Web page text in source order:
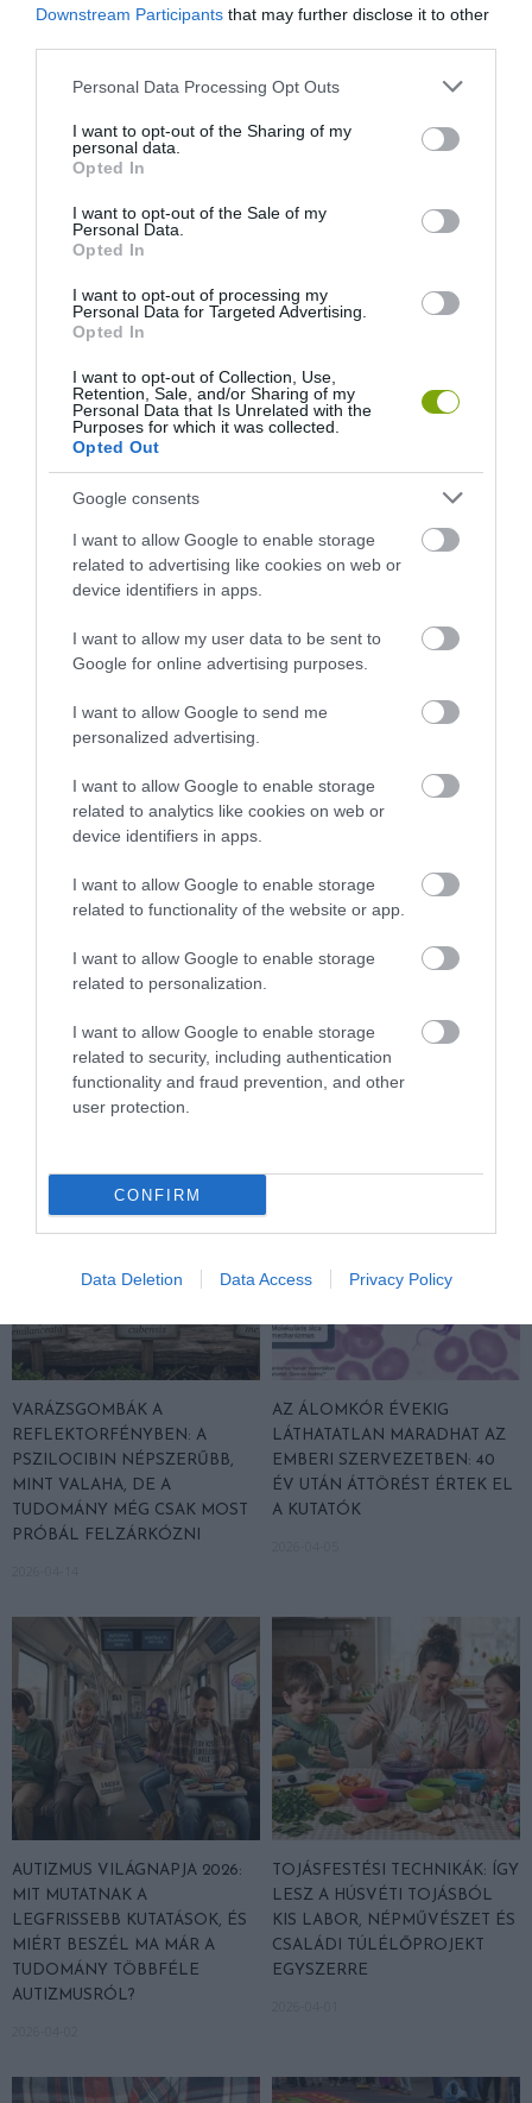
Downstream Participants that may further disclose it to other
Please note that this website/app uses one or more Google
not limited to your visit or usage behaviour. You may click to
grant or deny consent to Google and its third-party tags to
use your data for below specified purposes in below Google
consent section.
Personal Data Processing Opt Outs
I want to opt-out of the Sharing of my
personal data.
Opted In
I want to opt-out of the Sale of my
Personal Data.
Opted In
I want to opt-out of processing my
Personal Data for Targeted Advertising.
Opted In
I want to opt-out of Collection, Use,
Retention, Sale, and/or Sharing of my
Personal Data that Is Unrelated with the
Purposes for which it was collected.
Opted Out
Google consents
I want to allow Google to enable storage
related to advertising like cookies on web or
device identifiers in apps.
I want to allow my user data to be sent to
Google for online advertising purposes.
I want to allow Google to send me
personalized advertising.
I want to allow Google to enable storage
related to analytics like cookies on web or
device identifiers in apps.
I want to allow Google to enable storage
related to functionality of the website or app.
I want to allow Google to enable storage
related to personalization.
I want to allow Google to enable storage
related to security, including authentication
functionality and fraud prevention, and other
user protection.
CONFIRM
Data Deletion Data Access Privacy Policy
EGY ELSÜLLYEDT HAJÓ
A RUHA, AMELY TÚLÉLTE A
TENGERT
NEM MINDENKI MENEKÜLT
EGY ORVOS A VÉGSŐKIG
DAVID ATTENBOROUGH 100
MEGTANÍTOTTA A VILÁGNAK,
HOGYAN KELL NÉZNI A
TERMÉSZETET
NOBEL-DÍJAT KAPOTT EGY
AZ OKOZTA A RÁKOT
2026-04-23
TRANSZPLANTÁCIÓS
VÁRÓLISTÁKNAK? A
AZ ORVOSLÁS EGYIK
LEGKEGYETLENEBB
SZABÁLYÁT
2026-04-22
ÉS AZ ADHD EGYÜTT
VARÁZSGOMBÁK A
REFLEKTORFÉNYBEN: A
PSZILOCIBIN NÉPSZERŰBB,
MINT VALAHA, DE A
TUDOMÁNY MÉG CSAK MOST
PRÓBÁL FELZÁRKÓZNI
AZ ÁLOMKÓR ÉVEKIG
LÁTHATATLAN MARADHAT AZ
EMBERI SZERVEZETBEN: 40
ÉV UTÁN ÁTTÖRÉST ÉRTEK EL
A KUTATÓK
AUTIZMUS VILÁGNAPJA 2026:
MIT MUTATNAK A
LEGFRISSEBB KUTATÁSOK, ÉS
MIÉRT BESZÉL MA MÁR A
TUDOMÁNY TÖBBFÉLE
AUTIZMUSRÓL?
TOJÁSFESTÉSI TECHNIKÁK: ÍGY
LESZ A HÚSVÉTI TOJÁSBÓL
KIS LABOR, NÉPMŰVÉSZET ÉS
CSALÁDI TÚLÉLŐPROJEKT
EGYSZERRE